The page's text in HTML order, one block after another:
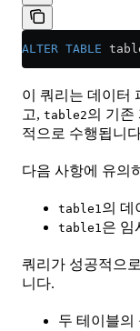
ALTER TABLE
이 쿼리는 데이터
고, table2의 기존
적으로 수행됩니
다음 사항에 유의
table1의 데
table1은 임
쿼리가 성공적으
니다.
두 테이블의